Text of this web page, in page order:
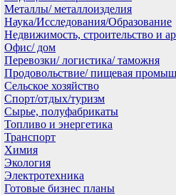
Металлы/ металлоизделия
Наука/Исследования/Образование
Недвижимость, строительство и
Офис/ дом
Перевозки/ логистика/ таможня
Продовольствие/ пищевая
Сельское хозяйство
Спорт/отдых/туризм
Сырье, полуфабрикаты
Топливо и энергетика
Транспорт
Химия
Экология
Электротехника
Готовые бизнес планы